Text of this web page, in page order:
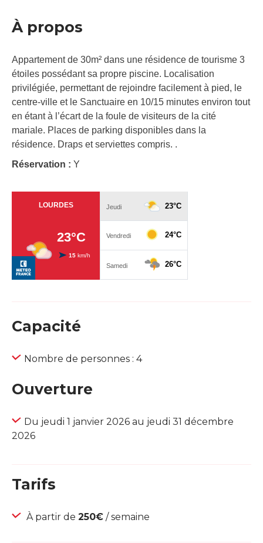
À propos
Appartement de 30m² dans une résidence de tourisme 3
étoiles possédant sa propre piscine. Localisation
privilégiée, permettant de rejoindre facilement à pied, le
centre-ville et le Sanctuaire en 10/15 minutes environ tout
en étant à l’écart de la foule de visiteurs de la cité
mariale. Places de parking disponibles dans la
résidence. Draps et serviettes compris. .
Réservation : Y
Capacité
Nombre de personnes : 4
Ouverture
Du jeudi 1 janvier 2026 au jeudi 31 décembre
2026
Tarifs
À partir de 250€ / semaine